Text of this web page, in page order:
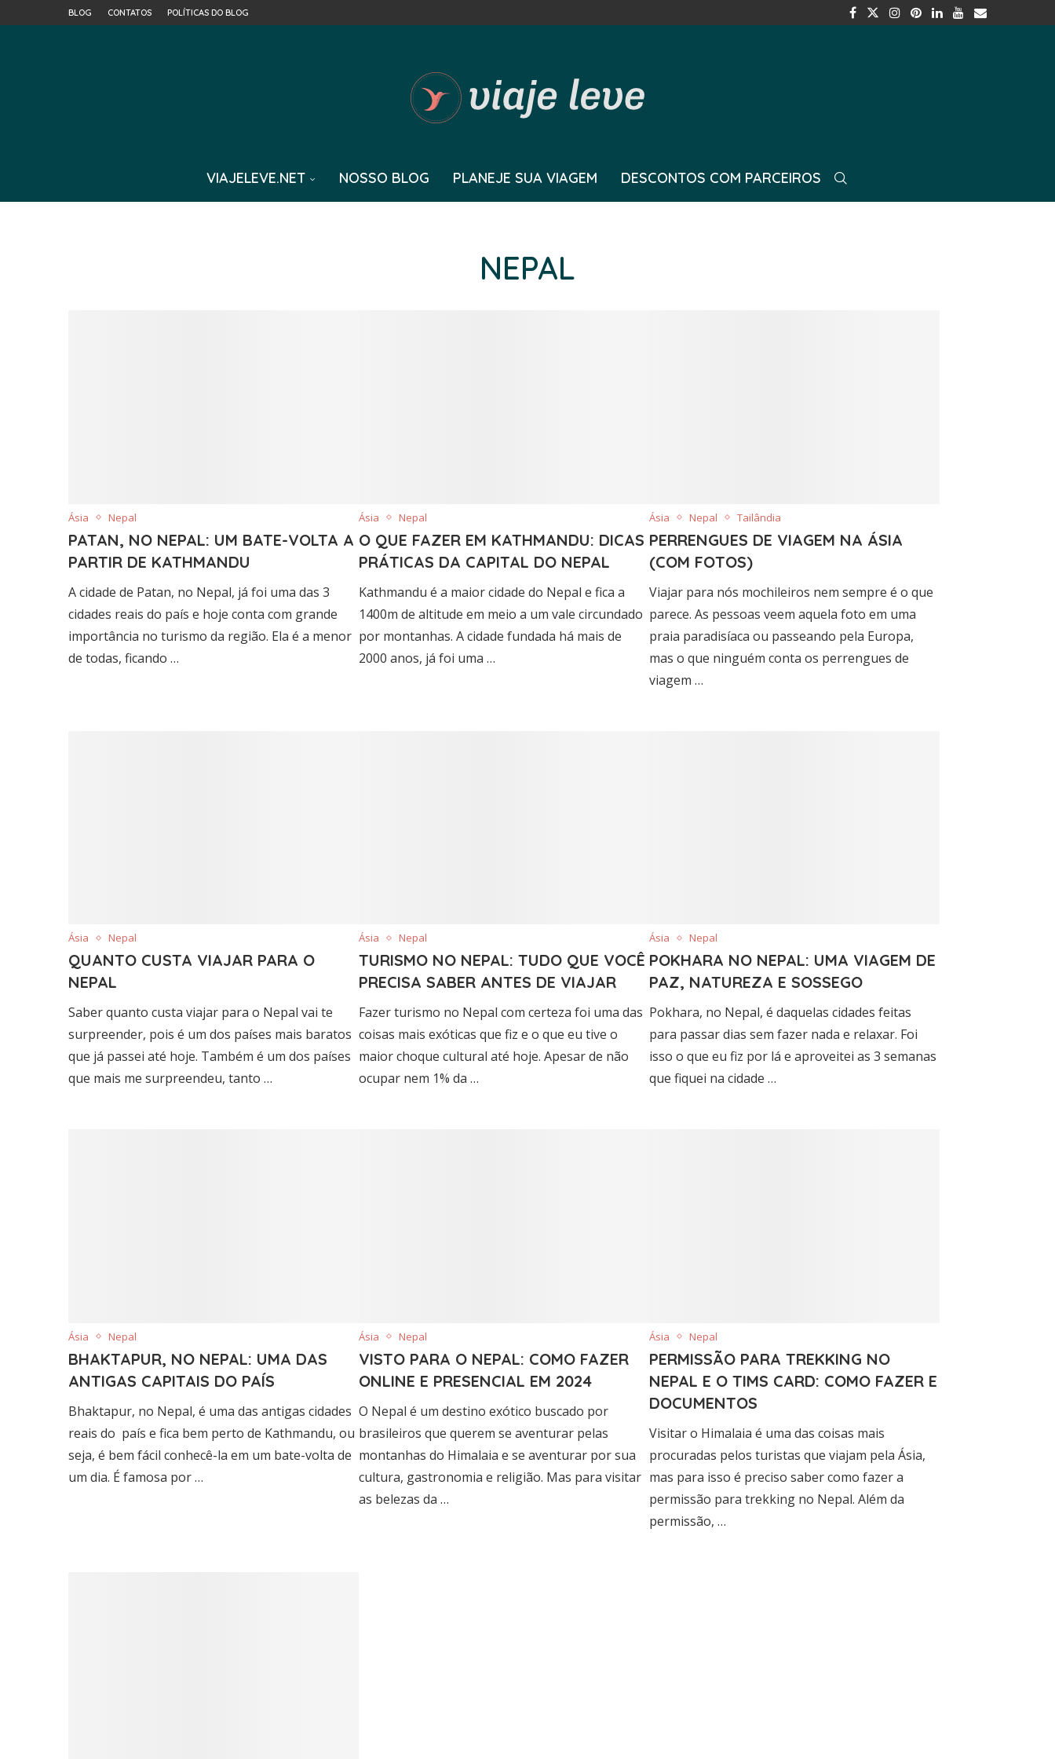
BLOG CONTATOS POLÍTICAS DO BLOG
VIAJELEVE.NET NOSSO BLOG PLANEJE SUA VIAGEM DESCONTOS COM PARCEIROS
NEPAL
Ásia Nepal
PATAN, NO NEPAL: UM BATE-VOLTA A
PARTIR DE KATHMANDU
A cidade de Patan, no Nepal, já foi uma das 3
cidades reais do país e hoje conta com grande
importância no turismo da região. Ela é a menor
de todas, ficando …
Ásia Nepal
O QUE FAZER EM KATHMANDU: DICAS
PRÁTICAS DA CAPITAL DO NEPAL
Kathmandu é a maior cidade do Nepal e fica a
1400m de altitude em meio a um vale circundado
por montanhas. A cidade fundada há mais de
2000 anos, já foi uma …
Ásia Nepal Tailândia
PERRENGUES DE VIAGEM NA ÁSIA
(COM FOTOS)
Viajar para nós mochileiros nem sempre é o que
parece. As pessoas veem aquela foto em uma
praia paradisíaca ou passeando pela Europa,
mas o que ninguém conta os perrengues de
viagem …
Ásia Nepal
QUANTO CUSTA VIAJAR PARA O
NEPAL
Saber quanto custa viajar para o Nepal vai te
surpreender, pois é um dos países mais baratos
que já passei até hoje. Também é um dos países
que mais me surpreendeu, tanto …
Ásia Nepal
TURISMO NO NEPAL: TUDO QUE VOCÊ
PRECISA SABER ANTES DE VIAJAR
Fazer turismo no Nepal com certeza foi uma das
coisas mais exóticas que fiz e o que eu tive o
maior choque cultural até hoje. Apesar de não
ocupar nem 1% da …
Ásia Nepal
POKHARA NO NEPAL: UMA VIAGEM DE
PAZ, NATUREZA E SOSSEGO
Pokhara, no Nepal, é daquelas cidades feitas
para passar dias sem fazer nada e relaxar. Foi
isso o que eu fiz por lá e aproveitei as 3 semanas
que fiquei na cidade …
Ásia Nepal
BHAKTAPUR, NO NEPAL: UMA DAS
ANTIGAS CAPITAIS DO PAÍS
Bhaktapur, no Nepal, é uma das antigas cidades
reais do país e fica bem perto de Kathmandu, ou
seja, é bem fácil conhecê-la em um bate-volta de
um dia. É famosa por …
Ásia Nepal
VISTO PARA O NEPAL: COMO FAZER
ONLINE E PRESENCIAL EM 2024
O Nepal é um destino exótico buscado por
brasileiros que querem se aventurar pelas
montanhas do Himalaia e se aventurar por sua
cultura, gastronomia e religião. Mas para visitar
as belezas da …
Ásia Nepal
PERMISSÃO PARA TREKKING NO
NEPAL E O TIMS CARD: COMO FAZER E
DOCUMENTOS
Visitar o Himalaia é uma das coisas mais
procuradas pelos turistas que viajam pela Ásia,
mas para isso é preciso saber como fazer a
permissão para trekking no Nepal. Além da
permissão, …